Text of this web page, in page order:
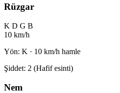
Rüzgar
K D G B
10 km/h
Yön: K · 10 km/h hamle
Şiddet: 2 (Hafif esinti)
Nem